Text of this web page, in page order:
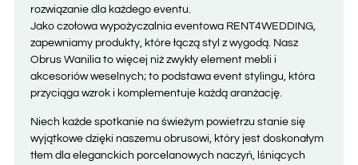
rozwiązanie dla każdego eventu.
Jako czołowa wypożyczalnia eventowa RENT4WEDDING,
zapewniamy produkty, które łączą styl z wygodą. Nasz
Obrus Wanilia to więcej niż zwykły element mebli i
akcesoriów weselnych; to podstawa event stylingu, która
przyciąga wzrok i komplementuje każdą aranżację.
Niech każde spotkanie na świeżym powietrzu stanie się
wyjątkowe dzięki naszemu obrusowi, który jest doskonałym
tłem dla eleganckich porcelanowych naczyń, lśniących